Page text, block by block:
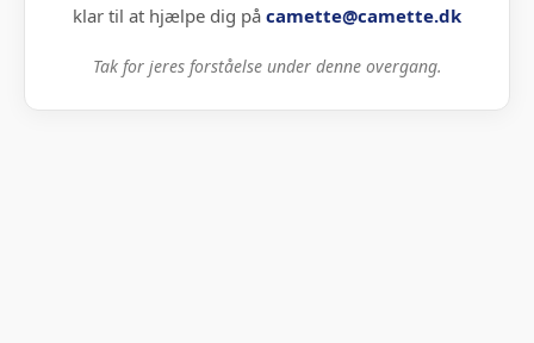
klar til at hjælpe dig på camette@camette.dk
Tak for jeres forståelse under denne overgang.